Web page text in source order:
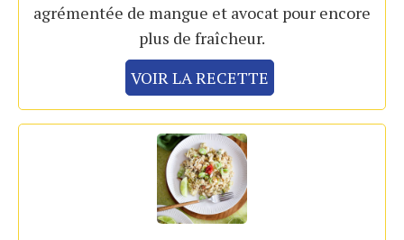
agrémentée de mangue et avocat pour encore
plus de fraîcheur.
VOIR LA RECETTE